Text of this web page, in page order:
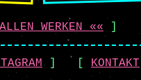
WERKEN «« ]
] [ KONTAKT